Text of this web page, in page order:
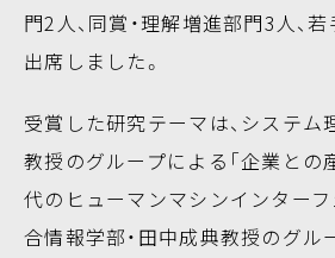
門2人、同賞・理解増進部門3人、
出席しました。
受賞した研究テーマは、システム
教授のグループによる「企業との
代のヒューマンマシンインターフ
合情報学部・田中成典教授のグル